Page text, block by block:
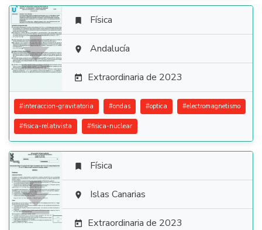

 Física
 Andalucía
 Extraordinaria de 2023
#interaccion-gravitatoria #ondas #optica #electromagnetismo
#fisica-relativista #fisica-nuclear

 Física
 Islas Canarias
 Extraordinaria de 2023